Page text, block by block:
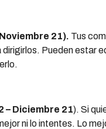
21). Tus
Pueden estar
– Diciembre 21). Si
ni lo intentes. Lo